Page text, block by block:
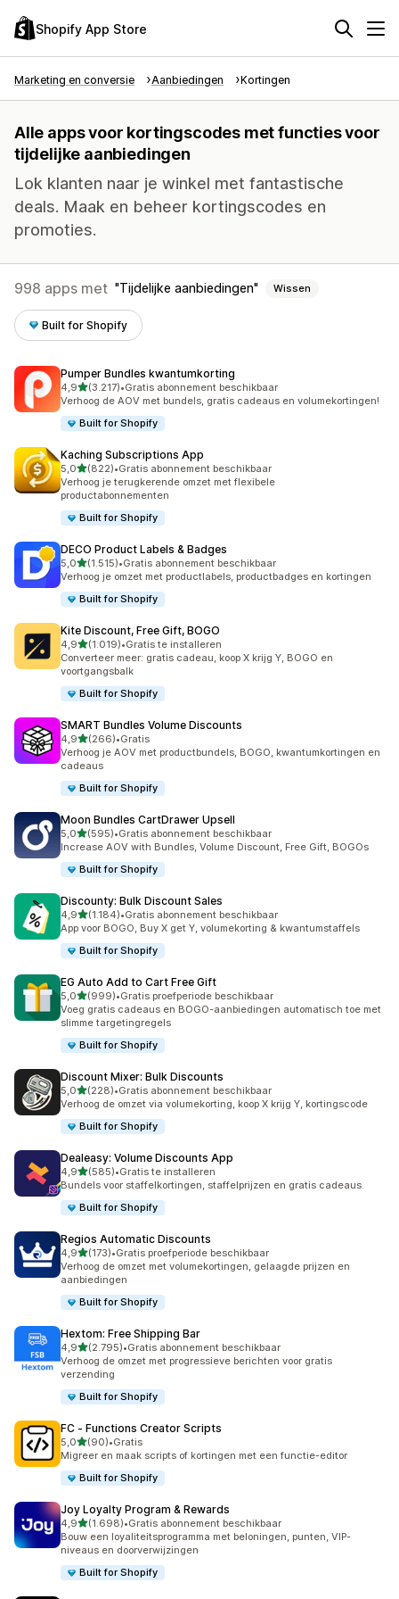
Shopify App Store
Marketing en conversie Aanbiedingen Kortingen
Alle apps voor kortingscodes met functies voor
tijdelijke aanbiedingen
Lok klanten naar je winkel met fantastische
deals. Maak en beheer kortingscodes en
promoties.
998 apps met Tijdelijke aanbiedingen Wissen
Built for Shopify
Pumper Bundles kwantumkorting
4,9van 5 sterren
(3.217)
3217 recensies in totaal
•Gratis abonnement beschikbaar
Verhoog de AOV met bundels, gratis cadeaus en volumekortingen!
Built for Shopify
Kaching Subscriptions App
5,0van 5 sterren
(822)
822 recensies in totaal
•Gratis abonnement beschikbaar
Verhoog je terugkerende omzet met flexibele
productabonnementen
Built for Shopify
DECO Product Labels & Badges
5,0van 5 sterren
(1.515)
1515 recensies in totaal
•Gratis abonnement beschikbaar
Verhoog je omzet met productlabels, productbadges en kortingen
Built for Shopify
Kite Discount, Free Gift, BOGO
4,9van 5 sterren
(1.019)
1019 recensies in totaal
•Gratis te installeren
Converteer meer: gratis cadeau, koop X krijg Y, BOGO en
voortgangsbalk
Built for Shopify
SMART Bundles Volume Discounts
4,9van 5 sterren
(266)
266 recensies in totaal
•Gratis
Verhoog je AOV met productbundels, BOGO, kwantumkortingen en
cadeaus
Built for Shopify
Moon Bundles CartDrawer Upsell
5,0van 5 sterren
(595)
595 recensies in totaal
•Gratis abonnement beschikbaar
Increase AOV with Bundles, Volume Discount, Free Gift, BOGOs
Built for Shopify
Discounty: Bulk Discount Sales
4,9van 5 sterren
(1.184)
1184 recensies in totaal
•Gratis abonnement beschikbaar
App voor BOGO, Buy X get Y, volumekorting & kwantumstaffels
Built for Shopify
EG Auto Add to Cart Free Gift
5,0van 5 sterren
(999)
999 recensies in totaal
•Gratis proefperiode beschikbaar
Voeg gratis cadeaus en BOGO-aanbiedingen automatisch toe met
slimme targetingregels
Built for Shopify
Discount Mixer: Bulk Discounts
5,0van 5 sterren
(228)
228 recensies in totaal
•Gratis abonnement beschikbaar
Verhoog de omzet via volumekorting, koop X krijg Y, kortingscode
Built for Shopify
Dealeasy: Volume Discounts App
4,9van 5 sterren
(585)
585 recensies in totaal
•Gratis te installeren
Bundels voor staffelkortingen, staffelprijzen en gratis cadeaus.
Built for Shopify
Regios Automatic Discounts
4,9van 5 sterren
(173)
173 recensies in totaal
•Gratis proefperiode beschikbaar
Verhoog de omzet met volumekortingen, gelaagde prijzen en
aanbiedingen
Built for Shopify
Hextom: Free Shipping Bar
4,9van 5 sterren
(2.795)
2795 recensies in totaal
•Gratis abonnement beschikbaar
Verhoog de omzet met progressieve berichten voor gratis
verzending
Built for Shopify
FC ‑ Functions Creator Scripts
5,0van 5 sterren
(90)
90 recensies in totaal
•Gratis
Migreer en maak scripts of kortingen met een functie-editor
Built for Shopify
Joy Loyalty Program & Rewards
4,9van 5 sterren
(1.698)
1698 recensies in totaal
•Gratis abonnement beschikbaar
Bouw een loyaliteitsprogramma met beloningen, punten, VIP-
niveaus en doorverwijzingen
Built for Shopify